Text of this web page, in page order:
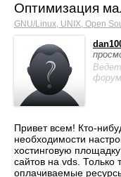
Оптимизация
GNU/Linux, UNIX, Open
Привет всем! Кто-
необходимости
хостинговую
сайтов на vds. Только
оплачиваемые